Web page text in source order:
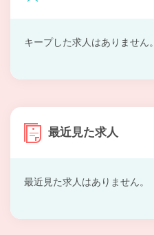
キープした求人はありません。
最近見た求人
最近見た求人はありません。